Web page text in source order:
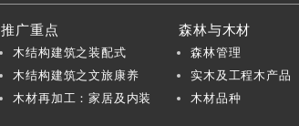
推广重点
木结构建筑之装配式
木结构建筑之文旅康养
木材再加工：家居及内装
森林与木材
森林管理
实木及工程木产品
木材品种